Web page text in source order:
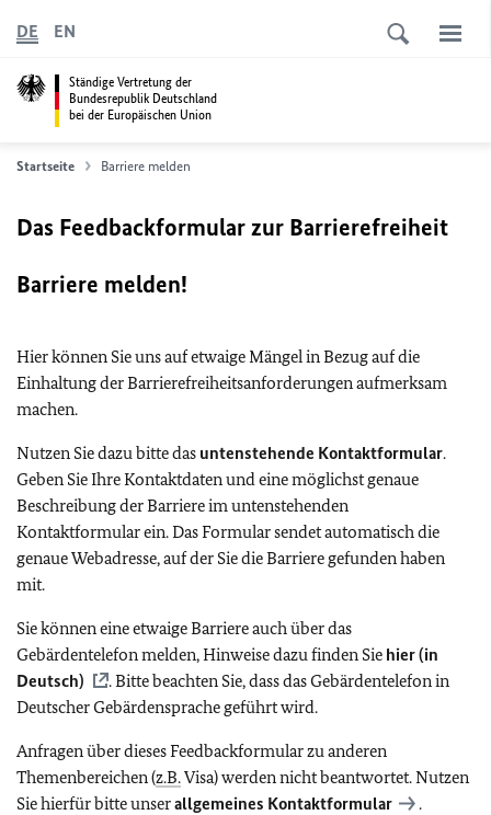
Ständige Vertretung der
Bundesrepublik Deutschland
bei der Europäischen Union
DE EN
Startseite Barriere melden
Das Feedbackformular zur Barrierefreiheit
Barriere melden!
Hier können Sie uns auf etwaige Mängel in Bezug auf die
Einhaltung der Barrierefreiheitsanforderungen aufmerksam
machen.
Nutzen Sie dazu bitte das untenstehende Kontaktformular.
Geben Sie Ihre Kontaktdaten und eine möglichst genaue
Beschreibung der Barriere im untenstehenden
Kontaktformular ein. Das Formular sendet automatisch die
genaue Webadresse, auf der Sie die Barriere gefunden haben
mit.
Sie können eine etwaige Barriere auch über das
Gebärdentelefon melden, Hinweise dazu finden Sie hier (in
Deutsch)
. Bitte beachten Sie, dass das Gebärdentelefon in
Deutscher Gebärdensprache geführt wird.
Anfragen über dieses Feedbackformular zu anderen
Themenbereichen (z.B.Visa) werden nicht beantwortet. Nutzen
Sie hierfür bitte unserallgemeines Kontaktformular
.